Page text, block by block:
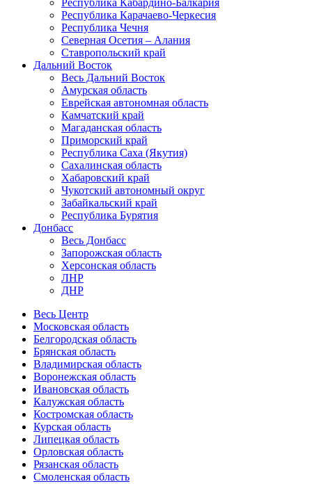
Республика Кабардино-Балкария
Республика Карачаево-Черкесия
Республика Чечня
Северная Осетия – Алания
Ставропольский край
Дальний Восток
Весь Дальний Восток
Амурская область
Еврейская автономная область
Камчатский край
Магаданская область
Приморский край
Республика Саха (Якутия)
Сахалинская область
Хабаровский край
Чукотский автономный округ
Забайкальский край
Республика Бурятия
Донбасс
Весь Донбасс
Запорожская область
Херсонская область
ЛНР
ДНР
Весь Центр
Московская область
Белгородская область
Брянская область
Владимирская область
Воронежская область
Ивановская область
Калужская область
Костромская область
Курская область
Липецкая область
Орловская область
Рязанская область
Смоленская область